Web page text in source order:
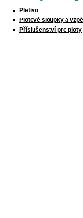
Pletivo
Plotové sloupky a
Příslušenství pro ploty